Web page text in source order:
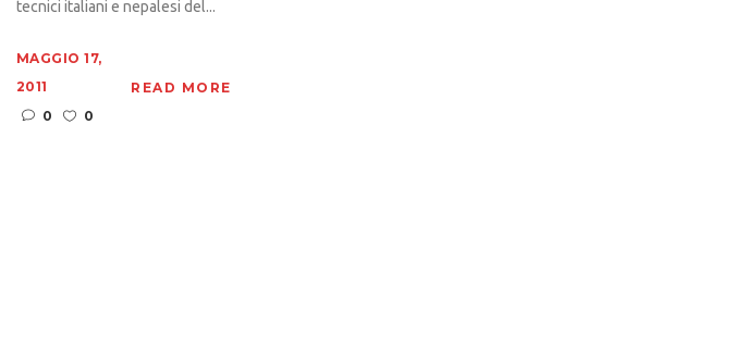
tecnici italiani e nepalesi del...
MAGGIO 17,
2011
0
0
READ MORE